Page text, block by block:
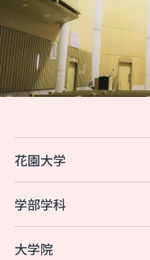
花園大学
学部学科
大学院